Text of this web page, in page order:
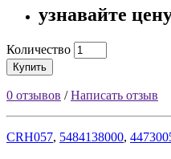
узнавайте
Количество
Купить
0 отзывов /Написать отзыв
CRH057, 5484138000,